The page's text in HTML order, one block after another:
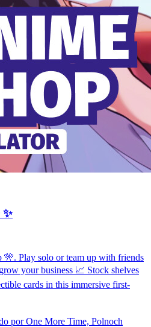
🎌. Play solo or team up with friends
your business 📈 Stock shelves
cards in this immersive first-
por One More Time, Polnoch